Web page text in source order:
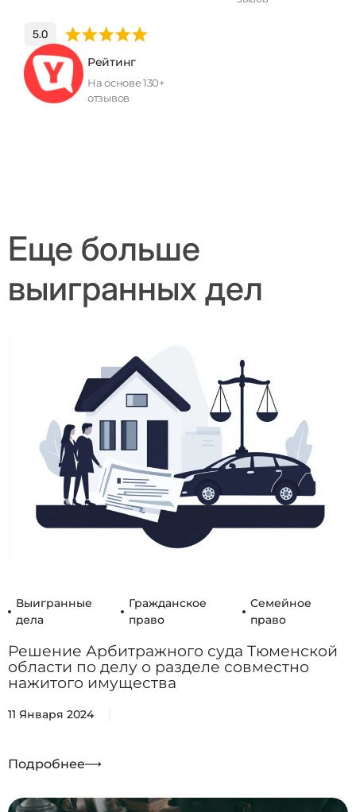
Рейтинг
На основе 130+
отзывов
Еще больше
выигранных дел
Выигранные
дела
Гражданское
право
Семейное
право
Решение Арбитражного суда Тюменской
области по делу о разделе совместно
нажитого имущества
11 Января 2024
Подробнее